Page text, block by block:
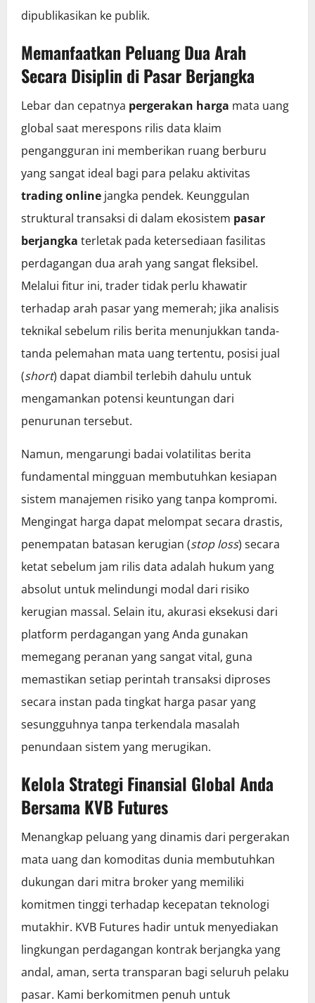
dipublikasikan ke publik.
Memanfaatkan Peluang Dua Arah
Secara Disiplin di Pasar Berjangka
Lebar dan cepatnya pergerakan harga mata uang
global saat merespons rilis data klaim
pengangguran ini memberikan ruang berburu
yang sangat ideal bagi para pelaku aktivitas
trading online jangka pendek. Keunggulan
struktural transaksi di dalam ekosistem pasar
berjangka terletak pada ketersediaan fasilitas
perdagangan dua arah yang sangat fleksibel.
Melalui fitur ini, trader tidak perlu khawatir
terhadap arah pasar yang memerah; jika analisis
teknikal sebelum rilis berita menunjukkan tanda-
tanda pelemahan mata uang tertentu, posisi jual
(short) dapat diambil terlebih dahulu untuk
mengamankan potensi keuntungan dari
penurunan tersebut.
Namun, mengarungi badai volatilitas berita
fundamental mingguan membutuhkan kesiapan
sistem manajemen risiko yang tanpa kompromi.
Mengingat harga dapat melompat secara drastis,
penempatan batasan kerugian (stop loss) secara
ketat sebelum jam rilis data adalah hukum yang
absolut untuk melindungi modal dari risiko
kerugian massal. Selain itu, akurasi eksekusi dari
platform perdagangan yang Anda gunakan
memegang peranan yang sangat vital, guna
memastikan setiap perintah transaksi diproses
secara instan pada tingkat harga pasar yang
sesungguhnya tanpa terkendala masalah
penundaan sistem yang merugikan.
Kelola Strategi Finansial Global Anda
Bersama KVB Futures
Menangkap peluang yang dinamis dari pergerakan
mata uang dan komoditas dunia membutuhkan
dukungan dari mitra broker yang memiliki
komitmen tinggi terhadap kecepatan teknologi
mutakhir. KVB Futures hadir untuk menyediakan
lingkungan perdagangan kontrak berjangka yang
andal, aman, serta transparan bagi seluruh pelaku
pasar. Kami berkomitmen penuh untuk